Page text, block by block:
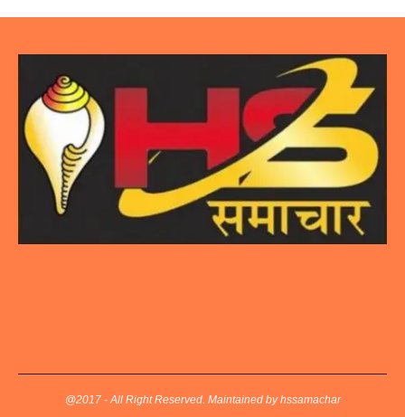
@2017 - All Right Reserved. Maintained by hssamachar